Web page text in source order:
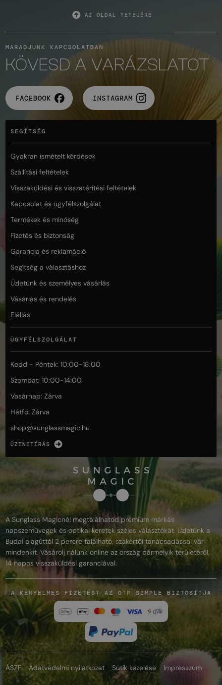
AZ OLDAL TETEJÉRE
MARADJUNK KAPCSOLATBAN
KÖVESD A VARÁZSLATOT
FACEBOOK INSTAGRAM
SEGÍTSÉG
Gyakran ismételt kérdések
Szállítási feltételek
Visszaküldési és visszatérítési feltételek
Kapcsolat és ügyfélszolgálat
Termékek és minőség
Fizetés és biztonság
Garancia és reklamáció
Segítség a választáshoz
Üzletünk és személyes vásárlás
Vásárlás és rendelés
Elállás
ÜGYFÉLSZOLGÁLAT
Kedd - Péntek: 10:00-18:00
Szombat: 10:00-14:00
Vasárnap: Zárva
Hétfő: Zárva
shop@sunglassmagic.hu
ÜZENETÍRÁS
A Sunglass Magicnél megtalálhatod prémium márkás
napszemüvegek és optikai keretek széles választékát. Üzletünk a
Budai alagúttól 2 percre található, szakértői tanácsadással vár
mindenkit. Vásárolj nálunk online az ország bármelyik területéről,
14 napos visszaküldési garanciával.
A KÉNYELMES FIZETÉST AZ OTP SIMPLE BIZTOSÍTJA
ÁSZF Adatvédelmi nyilatkozat Sütik kezelése Impresszum